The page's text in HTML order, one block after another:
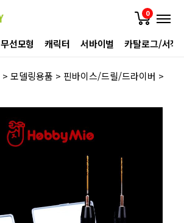
0
무선모형 캐릭터 서바이벌 카탈로그/서적
>모델링용품 > 핀바이스/드릴/드라이버 >